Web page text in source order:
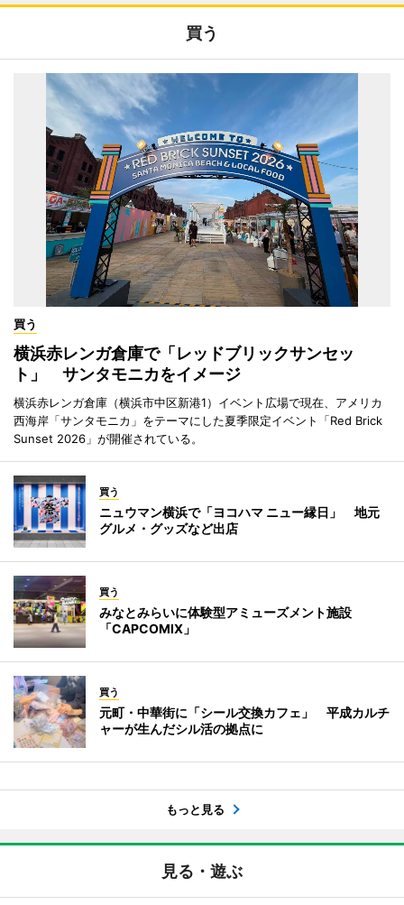
買う
買う
横浜赤レンガ倉庫で「レッドブリックサンセッ
ト」 サンタモニカをイメージ
横浜赤レンガ倉庫（横浜市中区新港1）イベント広場で現在、アメリカ
西海岸「サンタモニカ」をテーマにした夏季限定イベント「Red Brick
Sunset 2026」が開催されている。
買う
ニュウマン横浜で「ヨコハマ ニュー縁日」 地元
グルメ・グッズなど出店
買う
みなとみらいに体験型アミューズメント施設
「CAPCOMIX」
買う
元町・中華街に「シール交換カフェ」 平成カルチ
ャーが生んだシル活の拠点に
もっと見る
見る・遊ぶ